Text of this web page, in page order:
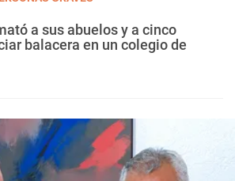
a sus abuelos y a cinco
balacera en un colegio de